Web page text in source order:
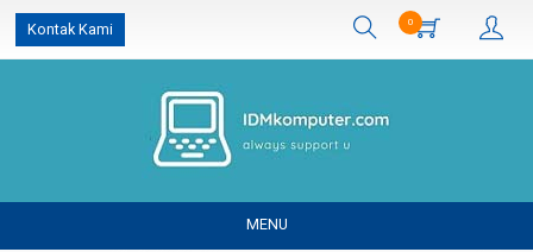
Kontak Kami 0
MENU